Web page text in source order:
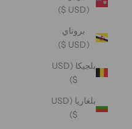
(USD $)
بروناي
(USD $)
بلجيكا (USD
$)
بلغاريا (USD
$)